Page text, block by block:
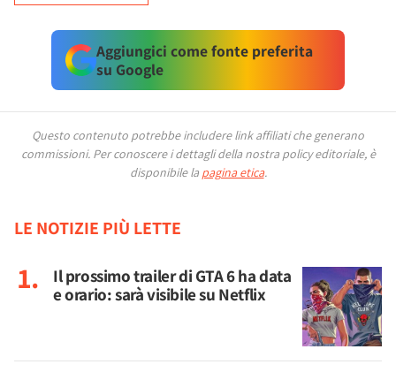
Aggiungici come fonte preferita
su Google
Questo contenuto potrebbe includere link affiliati che generano
commissioni. Per conoscere i dettagli della nostra policy editoriale, è
disponibile la pagina etica.
LE NOTIZIE PIÙ LETTE
Il prossimo trailer di GTA 6 ha data
e orario: sarà visibile su Netflix